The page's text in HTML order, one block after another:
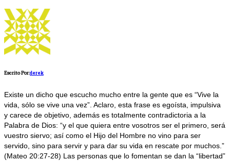
Escrito Por:derek
Existe un dicho que escucho mucho entre la gente que es “Vive la
vida, sólo se vive una vez”. Aclaro, esta frase es egoísta, impulsiva
y carece de objetivo, además es totalmente contradictoria a la
Palabra de Dios: “y el que quiera entre vosotros ser el primero, será
vuestro siervo; así como el Hijo del Hombre no vino para ser
servido, sino para servir y para dar su vida en rescate por muchos.”
(Mateo 20:27-28) Las personas que lo fomentan se dan la “libertad”